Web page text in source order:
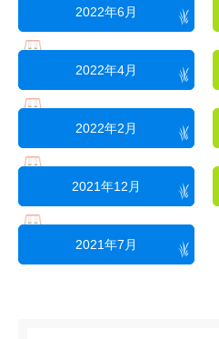
2022年6月
2022年4月
2022年2月
2021年12月
2021年7月